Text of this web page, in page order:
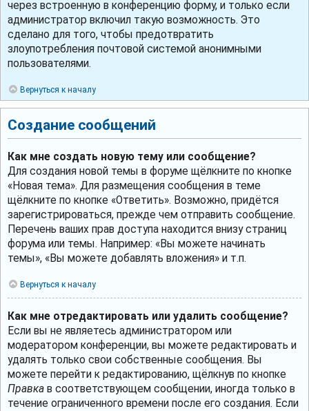
через встроенную в конференцию форму, и только если
администратор включил такую возможность. Это
сделано для того, чтобы предотвратить
злоупотребления почтовой системой анонимными
пользователями.
Вернуться к началу
Создание сообщений
Как мне создать новую тему или сообщение?
Для создания новой темы в форуме щёлкните по кнопке
«Новая тема». Для размещения сообщения в теме
щёлкните по кнопке «Ответить». Возможно, придётся
зарегистрироваться, прежде чем отправить сообщение.
Перечень ваших прав доступа находится внизу страниц
форума или темы. Например: «Вы можете начинать
темы», «Вы можете добавлять вложения» и т.п.
Вернуться к началу
Как мне отредактировать или удалить сообщение?
Если вы не являетесь администратором или
модератором конференции, вы можете редактировать и
удалять только свои собственные сообщения. Вы
можете перейти к редактированию, щёлкнув по кнопке
Правка в соответствующем сообщении, иногда только в
течение ограниченного времени после его создания. Если